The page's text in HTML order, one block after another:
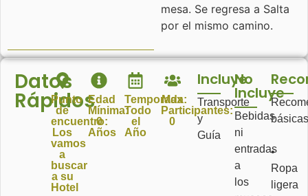
mesa. Se regresa a Salta
por el mismo camino.
Datos
Rápidos
Punto
de
encuentro:
Los
vamos
a
buscar
a su
Hotel
Edad
Mínima:
0
Años
Temporada:
Todo
el
Año
Max
Participantes:
0
Incluye
Transporte
y
Guía
No
Incluye
Bebidas
ni
entradas
a
los
•
Ropa
ligera